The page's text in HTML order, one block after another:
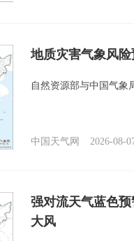
地质灾害气象风
自然资源部与中国气象
中国天气网 2026-08-
强对流天气蓝色
大风